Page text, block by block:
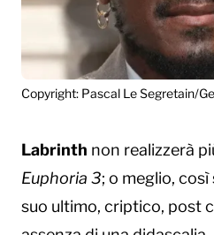
Copyright: Pascal Le Segretain/
Labrinth non realizzerà
Euphoria 3; o meglio,
suo ultimo, criptico, post